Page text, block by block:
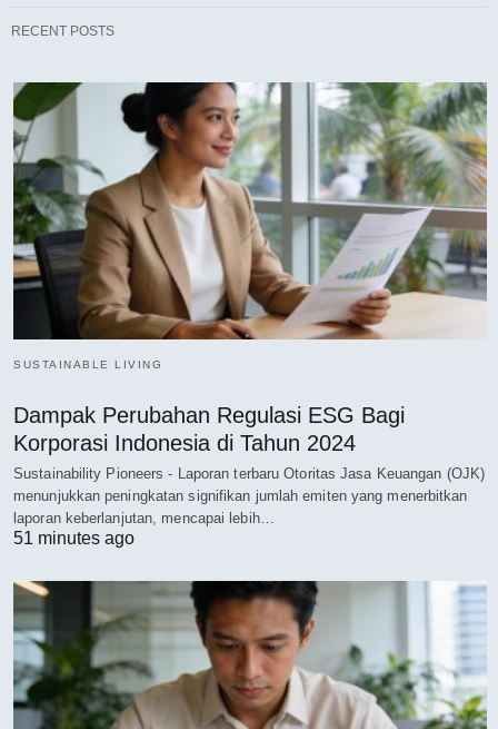
RECENT POSTS
SUSTAINABLE LIVING
Dampak Perubahan Regulasi ESG Bagi
Korporasi Indonesia di Tahun 2024
Sustainability Pioneers - Laporan terbaru Otoritas Jasa Keuangan (OJK)
menunjukkan peningkatan signifikan jumlah emiten yang menerbitkan
laporan keberlanjutan, mencapai lebih…
51 minutes ago